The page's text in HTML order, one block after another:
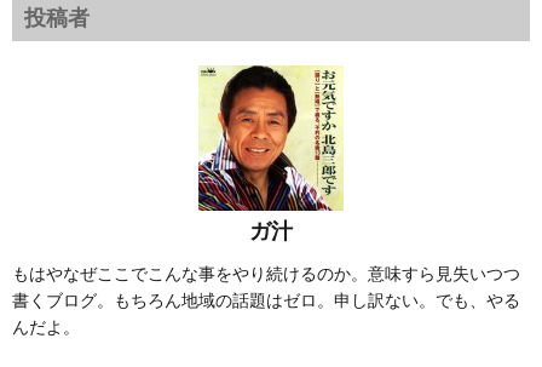
投稿者
ガ汁
もはやなぜここでこんな事をやり続けるのか。意味すら見失いつつ
書くブログ。もちろん地域の話題はゼロ。申し訳ない。でも、やる
んだよ。